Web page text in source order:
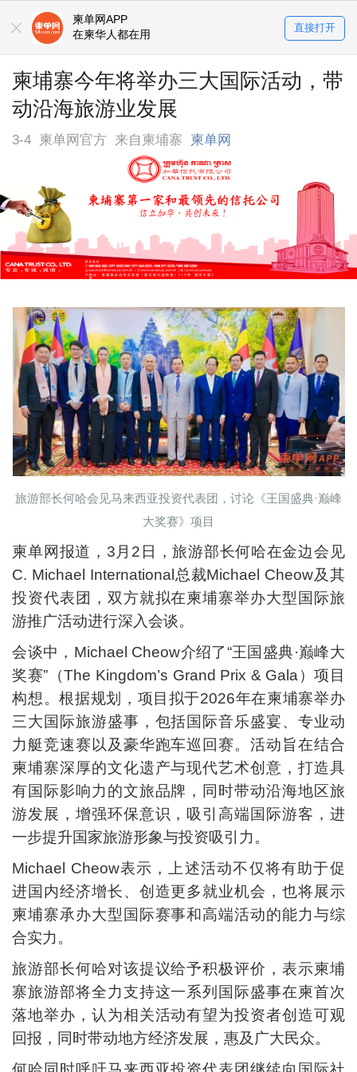
柬单网APP
在柬华人都在用
直接打开
柬埔寨今年将举办三大国际活动，带
动沿海旅游业发展
3-4 柬单网官方 来自柬埔寨 柬单网
旅游部长何哈会见马来西亚投资代表团，讨论《王国盛典·巅峰
大奖赛》项目
柬单网报道，3月2日，旅游部长何哈在金边会见
C. Michael International总裁Michael Cheow及其
投资代表团，双方就拟在柬埔寨举办大型国际旅
游推广活动进行深入会谈。
会谈中，Michael Cheow介绍了“王国盛典·巅峰大
奖赛”（The Kingdom’s Grand Prix & Gala）项目
构想。根据规划，项目拟于2026年在柬埔寨举办
三大国际旅游盛事，包括国际音乐盛宴、专业动
力艇竞速赛以及豪华跑车巡回赛。活动旨在结合
柬埔寨深厚的文化遗产与现代艺术创意，打造具
有国际影响力的文旅品牌，同时带动沿海地区旅
游发展，增强环保意识，吸引高端国际游客，进
一步提升国家旅游形象与投资吸引力。
Michael Cheow表示，上述活动不仅将有助于促
进国内经济增长、创造更多就业机会，也将展示
柬埔寨承办大型国际赛事和高端活动的能力与综
合实力。
旅游部长何哈对该提议给予积极评价，表示柬埔
寨旅游部将全力支持这一系列国际盛事在柬首次
落地举办，认为相关活动有望为投资者创造可观
回报，同时带动地方经济发展，惠及广大民众。